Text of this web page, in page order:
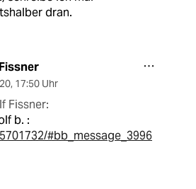
dran.
, 17:50 Uhr
Fissner:
b. :
#bb_message_3996